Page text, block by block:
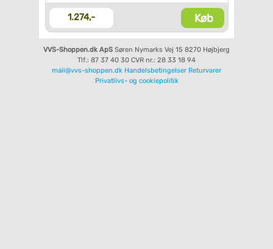
1.274,- Køb
VVS-Shoppen.dk ApS Søren Nymarks Vej 15 8270 Højbjerg
Tlf.: 87 37 40 30 CVR nr.: 28 33 18 94
mail@vvs-shoppen.dk Handelsbetingelser Returvarer
Privatlivs- og cookiepolitik